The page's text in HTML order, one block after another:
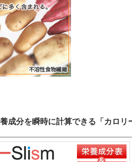
成分を瞬時に計算できる「カロ